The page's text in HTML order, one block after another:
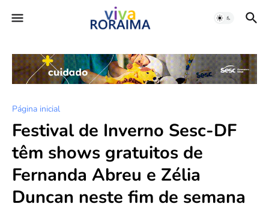
Página inicial
Festival de Inverno Sesc-DF
têm shows gratuitos de
Fernanda Abreu e Zélia
Duncan neste fim de semana